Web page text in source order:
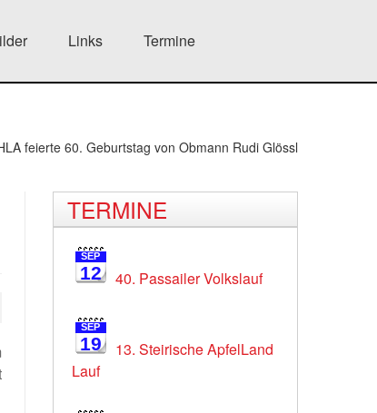
Links Termine
feierte 60. Geburtstag von Obmann Rudi Glössl
TERMINE
SEP
12 40. Passailer Volkslauf
SEP
19
13. Steirische ApfelLand
Lauf